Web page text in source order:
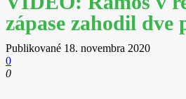
zápase zahodil dve
Publikované 18. novembra 2020
0
0